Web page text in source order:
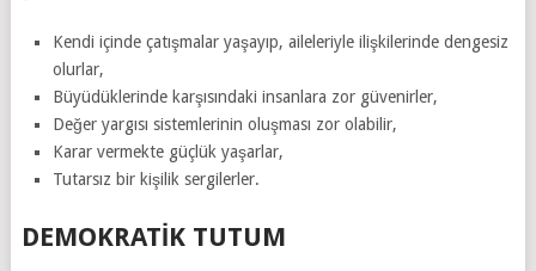
Kendi içinde çatışmalar yaşayıp, aileleriyle ilişkilerinde dengesiz
olurlar,
Büyüdüklerinde karşısındaki insanlara zor güvenirler,
Değer yargısı sistemlerinin oluşması zor olabilir,
Karar vermekte güçlük yaşarlar,
Tutarsız bir kişilik sergilerler.
DEMOKRATIK TUTUM